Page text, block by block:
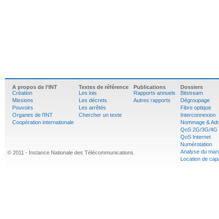
A propos de l’INT
Création
Missions
Pouvoirs
Organes de l’INT
Coopération internationale
Textes de référence
Les lois
Les décrets
Les arrêtés
Chercher un texte
Publications
Rapports annuels
Autres rapports
Dossiers
Bitstream
Dégroupage
Fibre optique
Interconnexion
Nommage &
QoS 2G/3G/4G
QoS Internet
Numérotation
Analyse du
Location de
© 2011 - Instance Nationale des Télécommunications.